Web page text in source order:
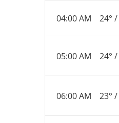
04:00 AM 24° /
05:00 AM 24° /
06:00 AM 23° /